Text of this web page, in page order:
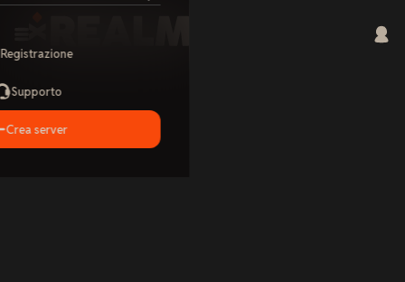
Registrazione
Supporto
Crea server